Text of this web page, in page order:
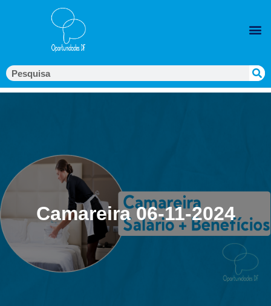
Camareira 06-11-2024